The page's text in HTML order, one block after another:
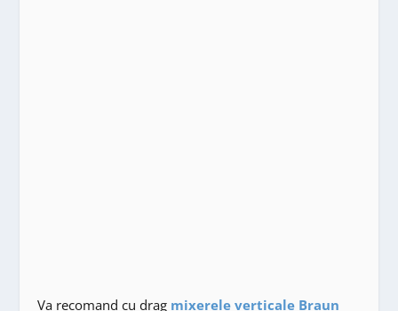
Va recomand cu drag mixerele verticale Braun